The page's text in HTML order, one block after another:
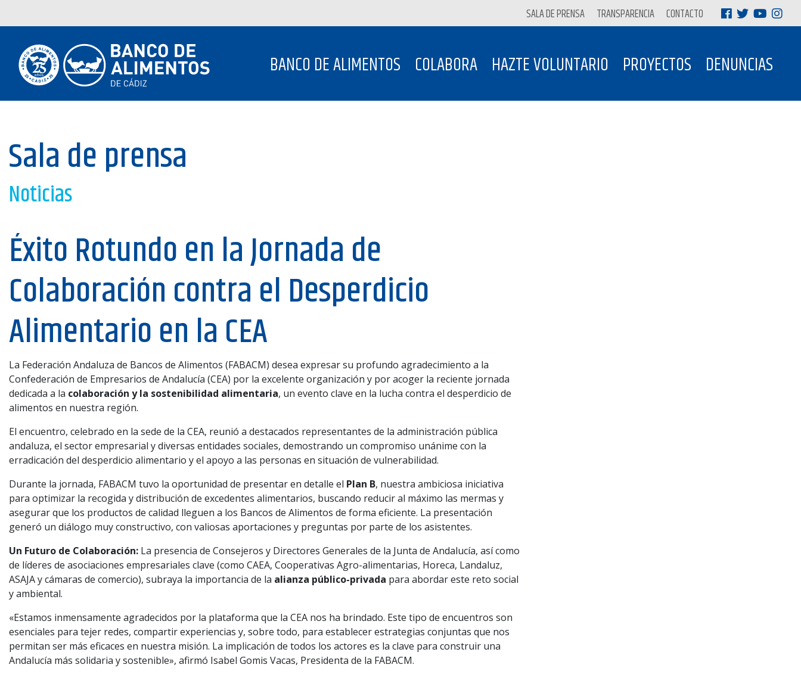
SALA DE PRENSA TRANSPARENCIA CONTACTO
BANCO DE ALIMENTOS COLABORA HAZTE VOLUNTARIO PROYECTOS DENUNCIAS
Sala de prensa
Noticias
Éxito Rotundo en la Jornada de
Colaboración contra el Desperdicio
Alimentario en la CEA
La Federación Andaluza de Bancos de Alimentos (FABACM) desea expresar su profundo agradecimiento a la
Confederación de Empresarios de Andalucía (CEA) por la excelente organización y por acoger la reciente jornada
dedicada a la colaboración y la sostenibilidad alimentaria, un evento clave en la lucha contra el desperdicio de
alimentos en nuestra región.
El encuentro, celebrado en la sede de la CEA, reunió a destacados representantes de la administración pública
andaluza, el sector empresarial y diversas entidades sociales, demostrando un compromiso unánime con la
erradicación del desperdicio alimentario y el apoyo a las personas en situación de vulnerabilidad.
Durante la jornada, FABACM tuvo la oportunidad de presentar en detalle el Plan B, nuestra ambiciosa iniciativa
para optimizar la recogida y distribución de excedentes alimentarios, buscando reducir al máximo las mermas y
asegurar que los productos de calidad lleguen a los Bancos de Alimentos de forma eficiente. La presentación
generó un diálogo muy constructivo, con valiosas aportaciones y preguntas por parte de los asistentes.
Un Futuro de Colaboración: La presencia de Consejeros y Directores Generales de la Junta de Andalucía, así como
de líderes de asociaciones empresariales clave (como CAEA, Cooperativas Agro-alimentarias, Horeca, Landaluz,
ASAJA y cámaras de comercio), subraya la importancia de la alianza público-privada para abordar este reto social
y ambiental.
«Estamos inmensamente agradecidos por la plataforma que la CEA nos ha brindado. Este tipo de encuentros son
esenciales para tejer redes, compartir experiencias y, sobre todo, para establecer estrategias conjuntas que nos
permitan ser más eficaces en nuestra misión. La implicación de todos los actores es la clave para construir una
Andalucía más solidaria y sostenible», afirmó Isabel Gomis Vacas, Presidenta de la FABACM.